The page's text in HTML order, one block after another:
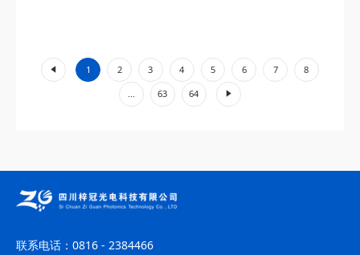
1 2 3 4 5 6 7 8
... 63 64
»
联系电话： 0816 - 2384466